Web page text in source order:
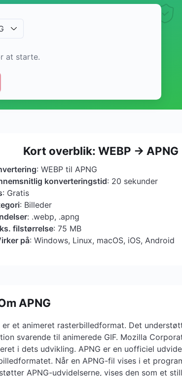
at starte.
Kort overblik: WEBP → APNG
: WEBP til APNG
konverteringstid: 20 sekunder
: Gratis
: Billeder
: .webp, .apng
filstørrelse: 75 MB
på: Windows, Linux, macOS, iOS, Android
APNG
er et animeret rasterbilledformat. Det
svarende til animerede GIF. Mozilla
i dets udvikling. APNG er en uofficiel
Når en APNG-fil vises i et
APNG-udvidelserne, vises den som et